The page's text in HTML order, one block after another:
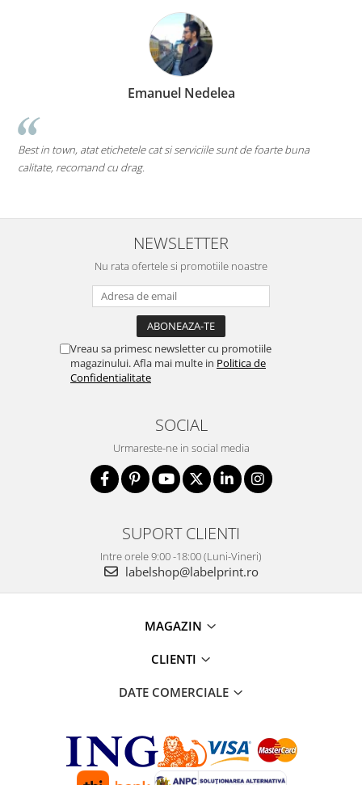
buna
Marius Zinveliu
pe toate....chiar si pe cele care inca nu au ajuns pe
Mi-as dori sa existe mai multe companii de acest gen
NEWSLETTER
Nu rata ofertele si promotiile noastre
Vreau sa primesc newsletter cu promotiile
magazinului. Afla mai multe in Politica de
Confidentialitate
SOCIAL
Urmareste-ne in social media
SUPORT CLIENTI
Intre orele 9:00 -18:00 (Luni-Vineri)
labelshop@labelprint.ro
MAGAZIN
CLIENTI
DATE COMERCIALE